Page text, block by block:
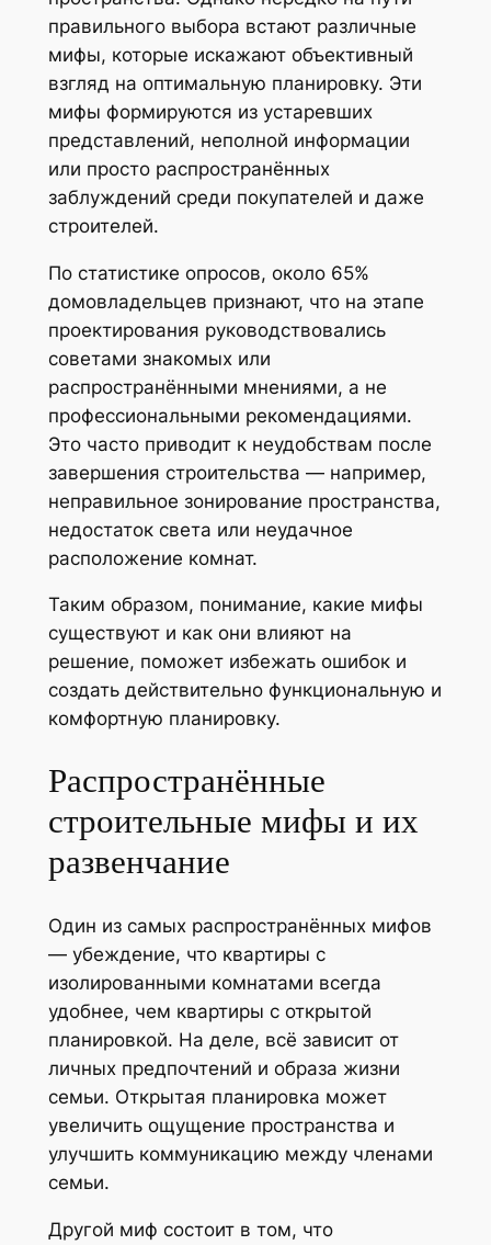
правильного выбора встают различные
мифы, которые искажают объективный
взгляд на оптимальную планировку. Эти
мифы формируются из устаревших
представлений, неполной информации
или просто распространённых
заблуждений среди покупателей и даже
строителей.
По статистике опросов, около 65%
домовладельцев признают, что на этапе
проектирования руководствовались
советами знакомых или
распространёнными мнениями, а не
профессиональными рекомендациями.
Это часто приводит к неудобствам после
завершения строительства — например,
неправильное зонирование пространства,
недостаток света или неудачное
расположение комнат.
Таким образом, понимание, какие мифы
существуют и как они влияют на
решение, поможет избежать ошибок и
создать действительно функциональную и
комфортную планировку.
Распространённые
строительные мифы и их
развенчание
Один из самых распространённых мифов
— убеждение, что квартиры с
изолированными комнатами всегда
удобнее, чем квартиры с открытой
планировкой. На деле, всё зависит от
личных предпочтений и образа жизни
семьи. Открытая планировка может
увеличить ощущение пространства и
улучшить коммуникацию между членами
семьи.
Другой миф состоит в том, что